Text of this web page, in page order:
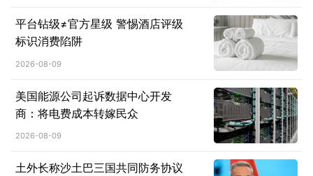
平台钻级≠官方星级 警惕酒店评级
标识消费陷阱
2026-08-09
美国能源公司起诉数据中心开发
商：将电费成本转嫁民众
2026-08-09
土外长称沙土巴三国共同防务协议